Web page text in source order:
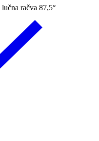
račva 87,5°